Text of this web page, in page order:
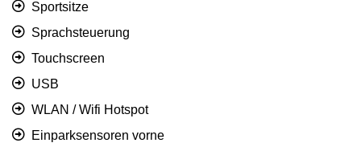
Sportsitze
Sprachsteuerung
Touchscreen
USB
WLAN / Wifi Hotspot
Einparksensoren vorne